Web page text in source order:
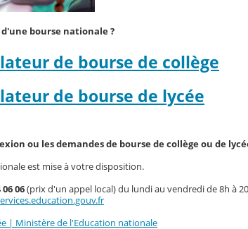
bourse nationale ?
de bourse de collège
de bourse de lycée
ou les demandes de bourse de collège ou de
est mise à votre disposition.
06(prix d'un appel local) du lundi au vendredi de 8h à
| Ministère de l'Education nationale